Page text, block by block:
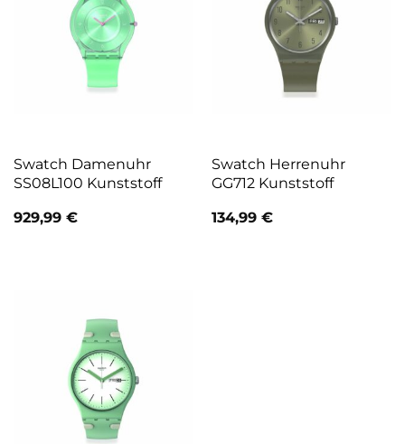
Swatch Damenuhr
SS08L100 Kunststoff
929,99 €
Swatch Herrenuhr
GG712 Kunststoff
134,99 €